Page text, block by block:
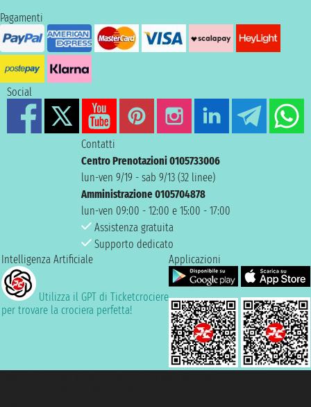
Pagamenti
Social
Contatti
Centro Prenotazioni 0105733006
lun-ven 9/19 - sab 9/13 (32 linee)
Amministrazione 0105704878
lun-ven 09:00 - 12:00 e 15:00 - 17:00
Assistenza gratuita
Supporto dedicato
Intelligenza Artificiale
Utilizza il GPT di Ticketcrociere
per trovare la crociera perfetta!
Applicazioni